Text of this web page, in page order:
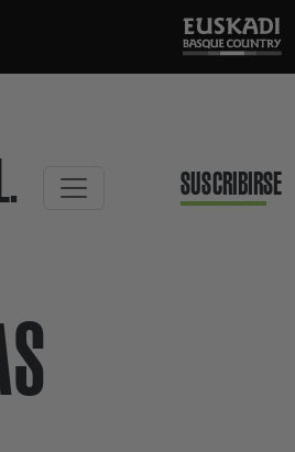
SUSCRIBIRSE